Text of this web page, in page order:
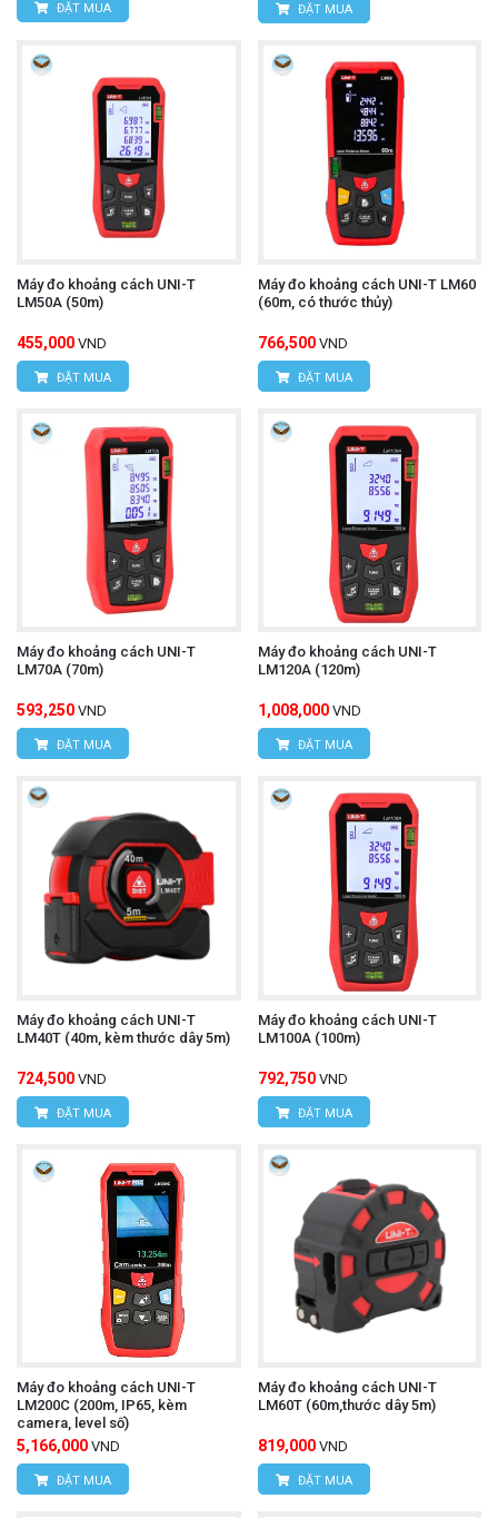
ĐẶT MUA ĐẶT MUA
Máy đo khoảng cách UNI-T
LM50A (50m)
455,000 VND
ĐẶT MUA
Máy đo khoảng cách UNI-T LM60
(60m, có thước thủy)
766,500 VND
ĐẶT MUA
Máy đo khoảng cách UNI-T
LM70A (70m)
593,250 VND
ĐẶT MUA
Máy đo khoảng cách UNI-T
LM120A (120m)
1,008,000 VND
ĐẶT MUA
Máy đo khoảng cách UNI-T
LM40T (40m, kèm thước dây 5m)
724,500 VND
ĐẶT MUA
Máy đo khoảng cách UNI-T
LM100A (100m)
792,750 VND
ĐẶT MUA
Máy đo khoảng cách UNI-T
LM200C (200m, IP65, kèm
camera, level số)
5,166,000 VND
ĐẶT MUA
Máy đo khoảng cách UNI-T
LM60T (60m,thước dây 5m)
819,000 VND
ĐẶT MUA